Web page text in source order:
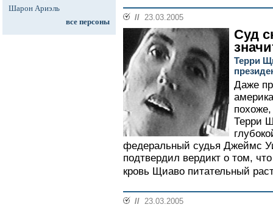
Шарон Ариэль
все персоны
// 23.03.2005
Суд
Терри
Даже
Терри
федеральный судья Джеймс
подтвердил вердикт о том,
кровь Щиаво питательный
// 23.03.2005